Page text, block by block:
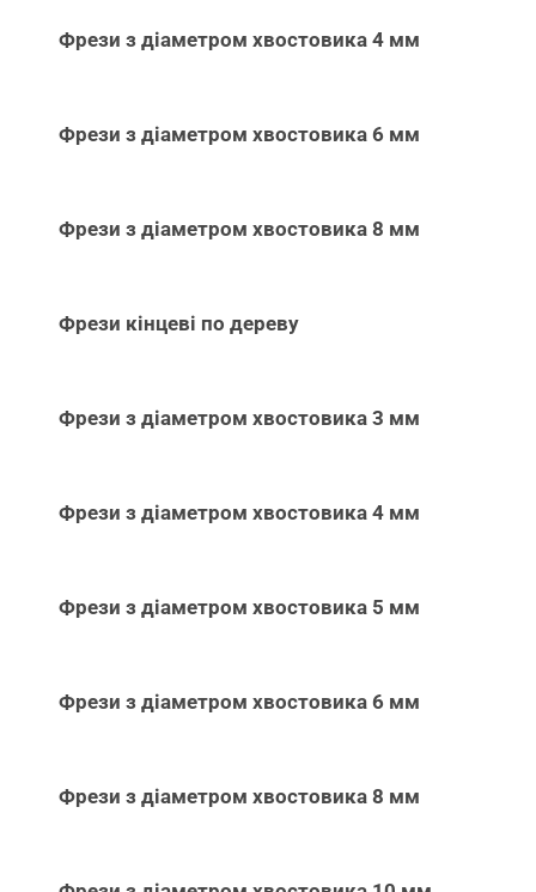
Фрези з діаметром хвостовика 4 мм
Фрези з діаметром хвостовика 6 мм
Фрези з діаметром хвостовика 8 мм
Фрези кінцеві по дереву
Фрези з діаметром хвостовика 3 мм
Фрези з діаметром хвостовика 4 мм
Фрези з діаметром хвостовика 5 мм
Фрези з діаметром хвостовика 6 мм
Фрези з діаметром хвостовика 8 мм